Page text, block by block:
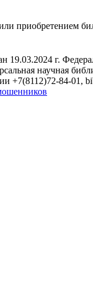
приобретением
г.
научная
+7(8112)72-84-01,